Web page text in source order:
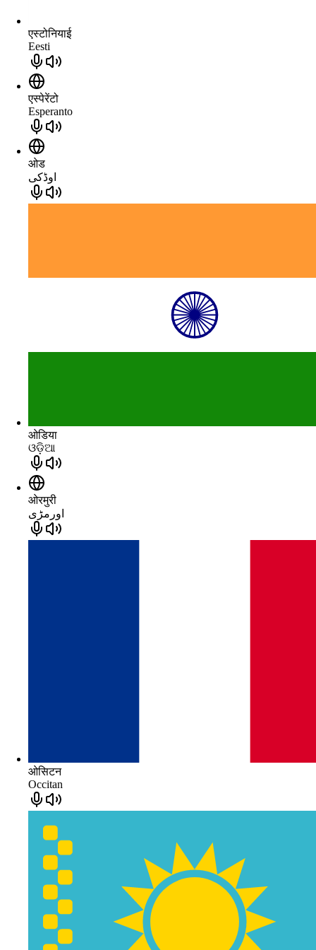
एस्टोनियाई
Eesti
एस्पेरेंटो
Esperanto
ओड
اوڈکی
ओडिया
ଓଡ଼ିଆ
ओरमुरी
اورمڑی
ओसिटन
Occitan